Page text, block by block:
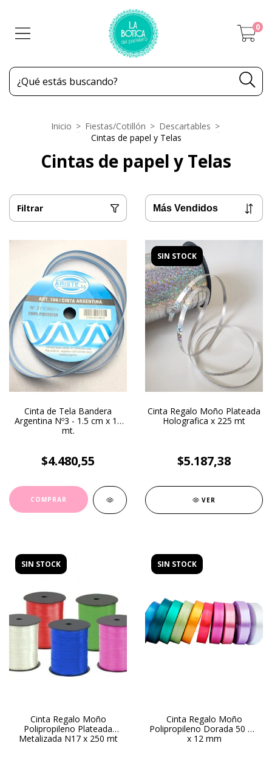
0
Inicio > Fiestas/Cotillón > Descartables >
Cintas de papel y Telas
Cintas de papel y Telas
Filtrar
Cinta de Tela Bandera
Argentina Nº3 - 1.5 cm x 10
mt.
$4.480,55
SIN STOCK
Cinta Regalo Moño Plateada
Holografica x 225 mt
$5.187,38
VER
SIN STOCK
Cinta Regalo Moño
Polipropileno Plateada
Metalizada N17 x 250 mt
SIN STOCK
Cinta Regalo Moño
Polipropileno Dorada 50 mt
x 12 mm